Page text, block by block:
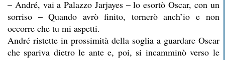
– André, vai a Palazzo Jarjayes – lo esortò Oscar, con un
sorriso – Quando avrò finito, tornerò anch’io e non
occorre che tu mi aspetti.
André ristette in prossimità della soglia a guardare Oscar
che spariva dietro le ante e, poi, si incamminò verso le